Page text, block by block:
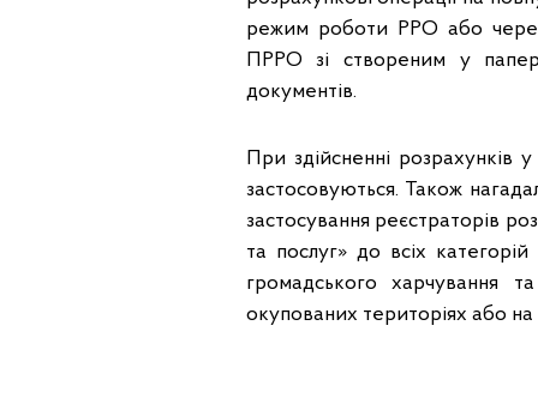
режим роботи РРО або
ПРРО зі створеним у
документів.
При здійсненні
застосовуються. Також
застосування реєстраторів
та послуг» до всіх категорій
громадського харчування
окупованих територіях або на